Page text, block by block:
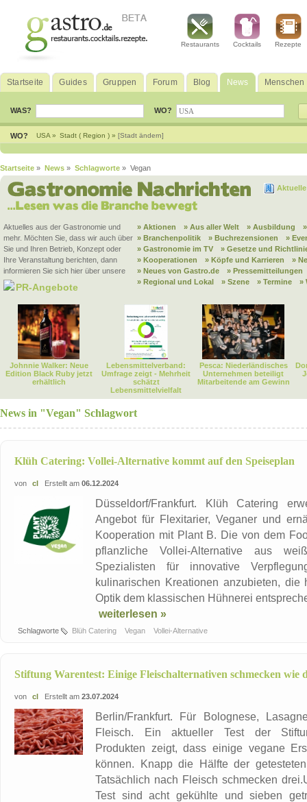
Restaurants Cocktails Rezepte
Startseite Guides Gruppen Forum Blog News Menschen
WAS? WO?
WO? USA » Stadt ( Region ) » [Stadt ändern]
Startseite » News » Schlagworte » Vegan
Aktuelles aus der Gastronomie und
mehr. Möchten Sie, dass wir auch über
Sie und Ihren Betrieb, Konzept oder
Ihre Veranstaltung berichten, dann
informieren Sie sich hier über unsere
PR-Angebote
» Aktionen » Aus aller Welt » Ausbildung
» Branchenpolitik
» Buchrezensionen
»
» Gastronomie im TV
» Gesetze und
» Kooperationen
» Köpfe und Karrieren
»
» Neues von Gastro.de
» Pressemitteilungen
» Regional und Lokal
» Szene » Termine »
Johnnie Walker: Neue
Edition Black Ruby jetzt
erhältlich
Lebensmittelverband:
Umfrage zeigt - Mehrheit
schätzt
Lebensmittelvielfalt
Pesca: Niederländisches
Unternehmen beteiligt
Mitarbeitende am Gewinn
News in "Vegan" Schlagwort
Klüh Catering: Vollei-Alternative kommt auf den Speiseplan
von cl Erstellt am 06.12.2024
Düsseldorf/Frankfurt. Klüh Catering
Angebot für Flexitarier, Veganer und
Kooperation mit Plant B. Die von dem
pflanzliche Vollei-Alternative aus
Spezialisten für innovative
kulinarischen Kreationen anzubieten,
Optik dem klassischen Hühnerei
weiterlesen »
Schlagworte Blüh Catering Vegan Vollei-Alternative
Stiftung Warentest: Einige Fleischalternativen schmecken wie
von cl Erstellt am 23.07.2024
Berlin/Frankfurt. Für Bolognese,
Fleisch. Ein aktueller Test der
Produkten zeigt, dass einige vegane
können. Knapp die Hälfte der
Tatsächlich nach Fleisch schmecken
Test sind acht gekühlte und sieben